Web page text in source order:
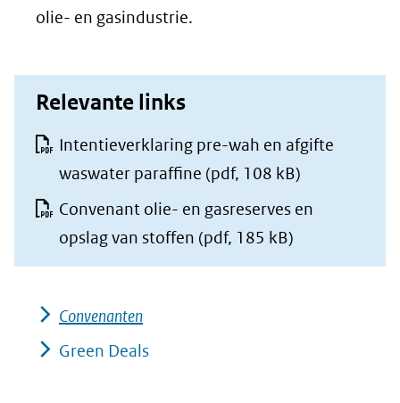
olie- en gasindustrie.
Relevante links
Intentieverklaring pre-wah en afgifte
waswater paraffine (pdf, 108 kB)
Convenant olie- en gasreserves en
opslag van stoffen (pdf, 185 kB)
Convenanten
Green Deals